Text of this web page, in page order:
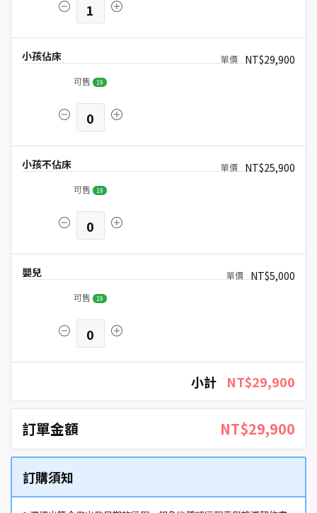
1
小孩佔床 NT$29,900
可售 19
0
小孩不佔床 NT$25,900
可售 19
0
嬰兒 NT$5,000
可售 19
0
小計 NT$29,900
訂單金額 NT$29,900
訂購須知